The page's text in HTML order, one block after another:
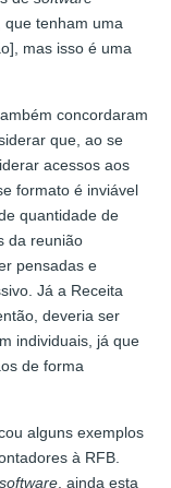
tenham uma
mas isso é uma
concordaram
que, ao se
acessos aos
formato é inviável
quantidade de
da reunião
pensadas e
Já a Receita
deveria ser
individuais, já que
de forma
alguns exemplos
à RFB.
software , ainda esta